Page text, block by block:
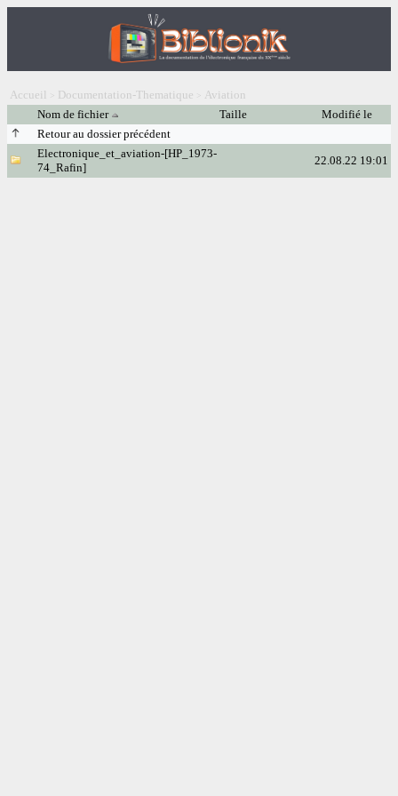
Accueil > Documentation-Thematique > Aviation
Nom de fichier
Taille
Modifié le
Retour au dossier précédent
Electronique_et_aviation-[HP_1973-
74_Rafin]
22.08.22 19:01